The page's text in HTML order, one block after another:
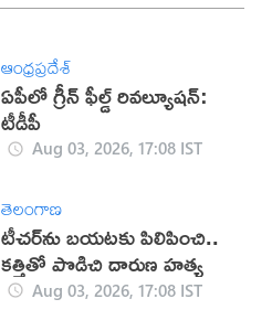
ఆంధ్రప్రదేశ్
ఏపీలో గ్రీన్ ఫీల్డ్ రివల్యూషన్:
టీడీపీ
Aug 03, 2026, 17:08 IST
తెలంగాణ
టీచర్‌ను బయటకు పిలిపించి..
కత్తితో పొడిచి దారుణ హత్య
Aug 03, 2026, 17:08 IST